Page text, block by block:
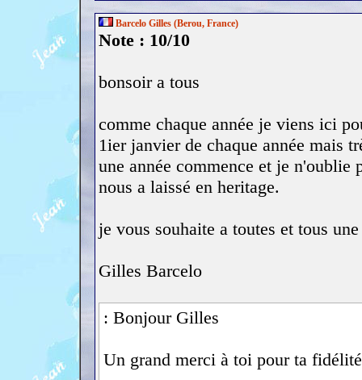
Barcelo Gilles (Berou, France)
Note : 10/10
bonsoir a tous
comme chaque année je viens ici
1ier janvier de chaque année mais
une année commence et je n'oublie
nous a laissé en heritage.
je vous souhaite a toutes et tous
Gilles Barcelo
: Bonjour Gilles
Un grand merci à toi pour ta